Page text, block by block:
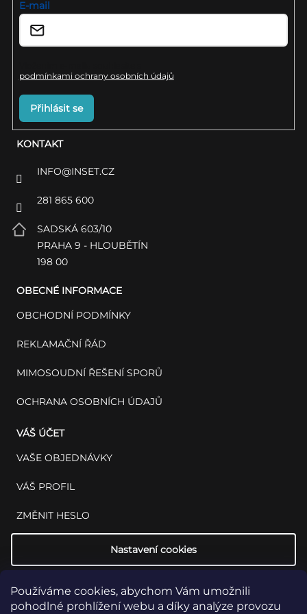
Používáme cookies, abychom Vám umožnili
pohodlné prohlížení webu a díky analýze provozu
KONTAKT
INFO@INSET.CZ
281 865 600
SADSKÁ 603/10
PRAHA 9 - HLOUBĚTÍN
198 00
OBECNÉ INFORMACE
OBCHODNÍ PODMÍNKY
REKLAMAČNÍ ŘÁD
MIMOSOUDNÍ ŘEŠENÍ SPORŮ
OCHRANA OSOBNÍCH ÚDAJŮ
VÁŠ ÚČET
VAŠE OBJEDNÁVKY
VÁŠ PROFIL
ZMĚNIT HESLO
Nastavení cookies
E-mail
podmínkami ochrany osobních údajů
Přihlásit se